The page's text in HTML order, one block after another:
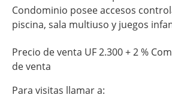
Condominio posee accesos
piscina, sala multiuso y juegos
Precio de venta UF 2.300 + 2 %
de venta
Para visitas llamar a: